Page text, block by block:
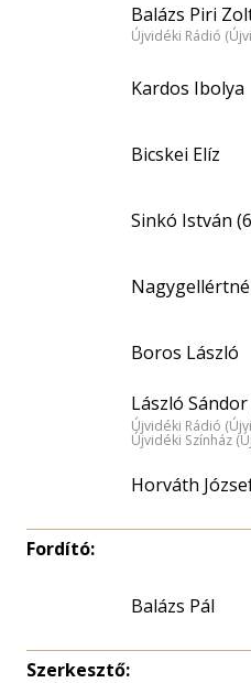
Balázs Piri
Újvidéki Rádió
Kardos Ibolya
Bicskei Elíz
Sinkó István
Nagygellértné
Boros László
László Sándor
Újvidéki Rádió
Újvidéki Színház
Horváth
Fordító:
Balázs Pál
Szerkesztő: